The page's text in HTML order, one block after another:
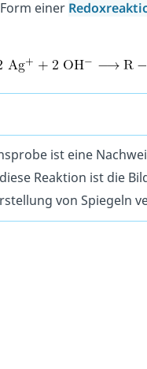
einer
ist eine
Reaktion ist die
von Spiegeln